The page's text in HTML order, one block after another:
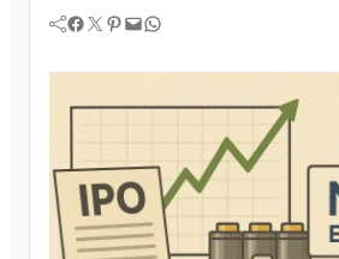
Facebook Twitter Pinterest Mail WhatsApp